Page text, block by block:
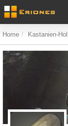
Home Kastanien-